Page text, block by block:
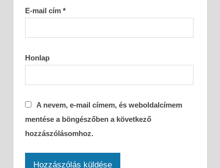
E-mail cím *
Honlap
A nevem, e-mail címem, és weboldalcímem
mentése a böngészőben a következő
hozzászólásomhoz.